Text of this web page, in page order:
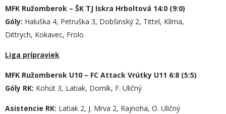
MFK Ružomberok – ŠK TJ Iskra Hrboltová 14:0 (9:0)
Góly: Haluška 4, Petruška 3, Dobšinský 2, Tittel, Klíma,
Dittrych, Kokavec, Frolo
Liga prípraviek
MFK Ružomberok U10 – FC Attack Vrútky U11 6:8 (5:5)
Góly RK: Kohút 3, Latiak, Dorník, F. Uličný
Asistencie RK: Latiak 2, J. Mrva 2, Rajnoha, O. Uličný